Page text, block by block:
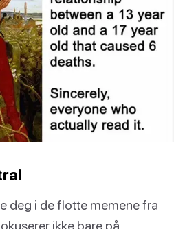
deg i de flotte memene fra
ikke bare på